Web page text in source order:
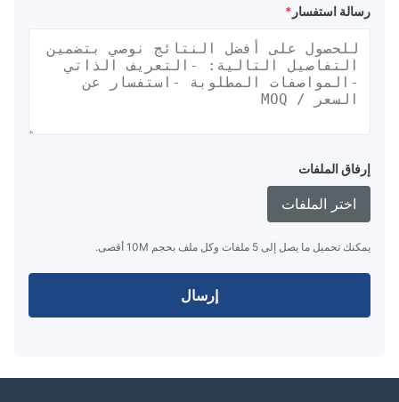
رسالة استفسار*
إرفاق الملفات
اختر الملفات
يمكنك تحميل ما يصل إلى 5 ملفات وكل ملف بحجم 10M أقصى.
إرسال